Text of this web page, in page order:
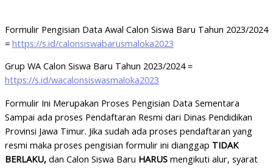
Formulir Pengisian Data Awal Calon Siswa Baru Tahun 2023/2024
= https://s.id/calonsiswabarusmaloka2023
Grup WA Calon Siswa Baru Tahun 2023/2024 =
https://s.id/wacalonsiswasmaloka2023
Formulir Ini Merupakan Proses Pengisian Data Sementara
Sampai ada proses Pendaftaran Resmi dari Dinas Pendidikan
Provinsi Jawa Timur. Jika sudah ada proses pendaftaran yang
resmi maka proses pengisian formulir ini dianggap TIDAK
BERLAKU, dan Calon Siswa Baru HARUS mengikuti alur, syarat